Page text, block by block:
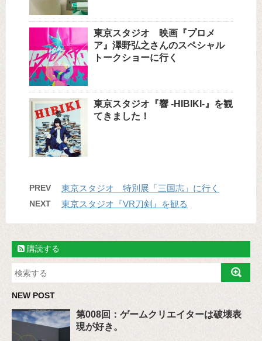
東京スタジオ 映画『プロメ
ア』澤野弘之さんのスペシャル
トークショーに行く
東京スタジオ『響 -HIBIKI-』を観
てきました！
PREV 東京スタジオ 特別展「三国志」に行く
NEXT 東京スタジオ『VR刀剣』を観る
購読する
NEW POST
第008回：ゲームクリエイターは破壊表
現が好き。